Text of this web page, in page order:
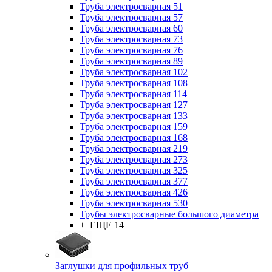
Труба электросварная 51
Труба электросварная 57
Труба электросварная 60
Труба электросварная 73
Труба электросварная 76
Труба электросварная 89
Труба электросварная 102
Труба электросварная 108
Труба электросварная 114
Труба электросварная 127
Труба электросварная 133
Труба электросварная 159
Труба электросварная 168
Труба электросварная 219
Труба электросварная 273
Труба электросварная 325
Труба электросварная 377
Труба электросварная 426
Труба электросварная 530
Трубы электросварные большого диаметра
+ ЕЩЕ 14
Заглушки для профильных труб